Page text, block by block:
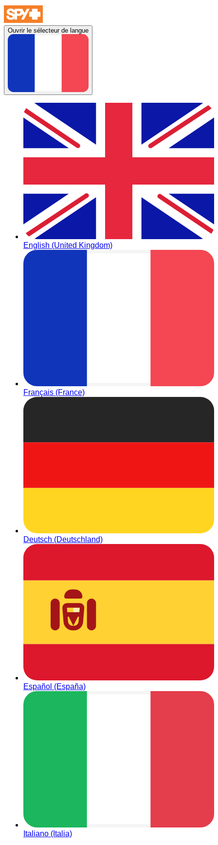
Ouvrir le sélecteur de langue
English (United Kingdom)
Français (France)
Deutsch (Deutschland)
Español (España)
Italiano (Italia)